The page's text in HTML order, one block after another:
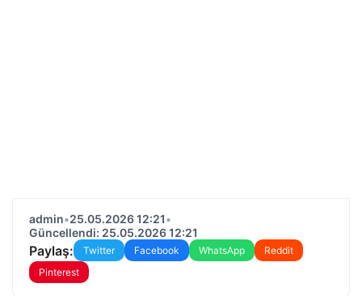
admin•25.05.2026 12:21•
Güncellendi: 25.05.2026 12:21
Paylaş: Twitter Facebook WhatsApp
Reddit
Pinterest